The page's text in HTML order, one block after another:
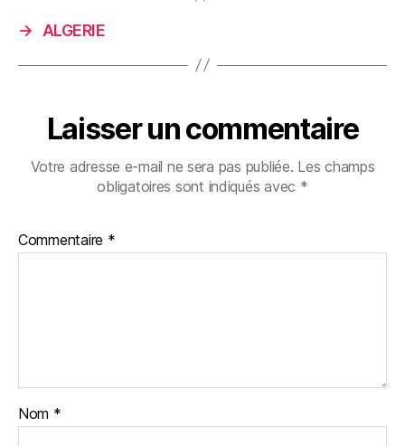
→ ALGERIE
Laisser un commentaire
Votre adresse e-mail ne sera pas publiée. Les champs
obligatoires sont indiqués avec *
Commentaire *
Nom *